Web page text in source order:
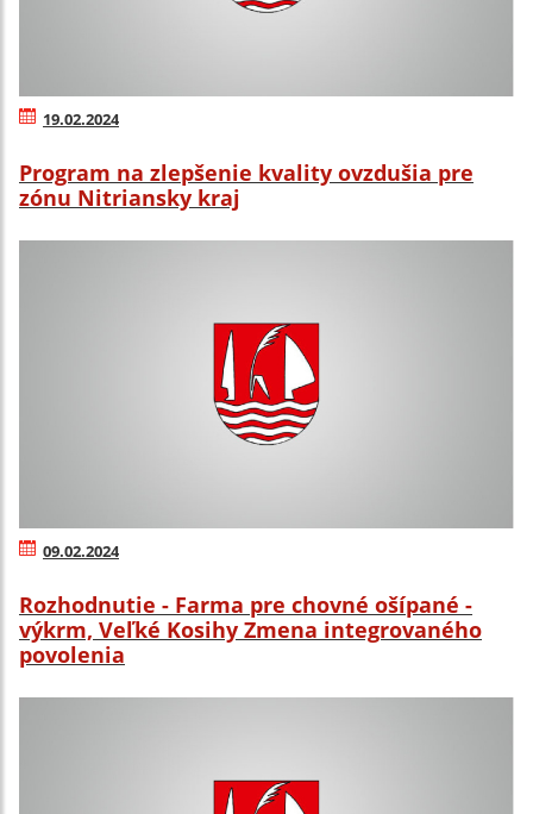
19.02.2024
Program na zlepšenie kvality ovzdušia pre
zónu Nitriansky kraj
09.02.2024
Rozhodnutie - Farma pre chovné ošípané -
výkrm, Veľké Kosihy Zmena integrovaného
povolenia